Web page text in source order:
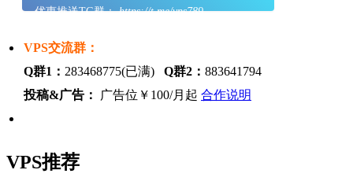
优惠推送TG群：https://t.me/vps789
VPS交流群：
Q群1： 283468775(已满) Q群2： 883641794
投稿&广告：
广告位￥100/月起 合作说明
VPS推荐